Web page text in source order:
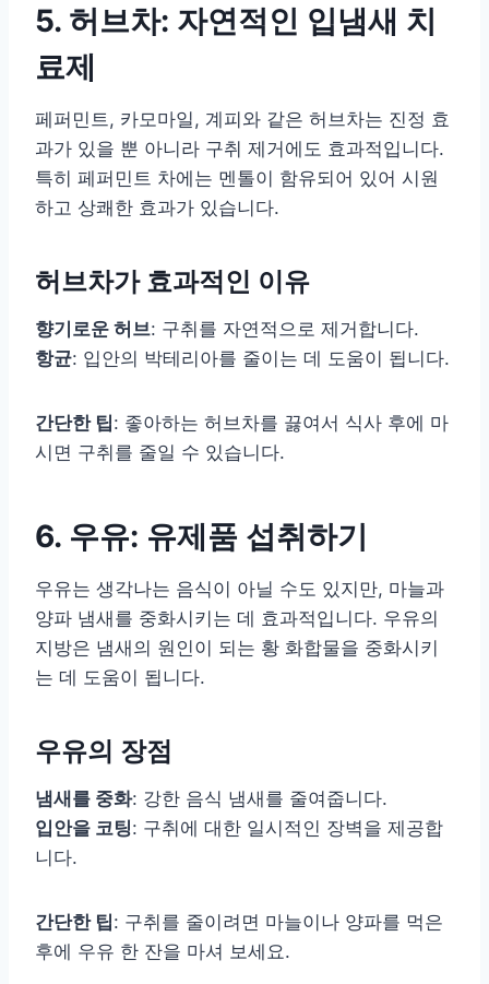
5. 허브차: 자연적인 입냄새 치
료제
페퍼민트, 카모마일, 계피와 같은 허브차는 진정 효
과가 있을 뿐 아니라 구취 제거에도 효과적입니다.
특히 페퍼민트 차에는 멘톨이 함유되어 있어 시원
하고 상쾌한 효과가 있습니다.
허브차가 효과적인 이유
향기로운 허브: 구취를 자연적으로 제거합니다.
항균: 입안의 박테리아를 줄이는 데 도움이 됩니다.
간단한 팁: 좋아하는 허브차를 끓여서 식사 후에 마
시면 구취를 줄일 수 있습니다.
6. 우유: 유제품 섭취하기
우유는 생각나는 음식이 아닐 수도 있지만, 마늘과
양파 냄새를 중화시키는 데 효과적입니다. 우유의
지방은 냄새의 원인이 되는 황 화합물을 중화시키
는 데 도움이 됩니다.
우유의 장점
냄새를 중화: 강한 음식 냄새를 줄여줍니다.
입안을 코팅: 구취에 대한 일시적인 장벽을 제공합
니다.
간단한 팁: 구취를 줄이려면 마늘이나 양파를 먹은
후에 우유 한 잔을 마셔 보세요.